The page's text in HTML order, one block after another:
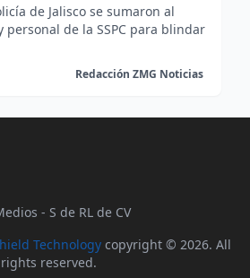
de Jalisco se sumaron al
personal de la SSPC para blindar
Redacción ZMG Noticias
- S de RL de CV
Technology copyright © 2026. All
rights reserved.